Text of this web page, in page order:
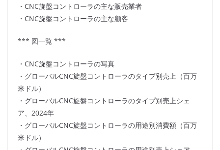
・CNC旋盤コントローラの主な販売業者
・CNC旋盤コントローラの主な顧客
*** 図一覧 ***
・CNC旋盤コントローラの写真
・グローバルCNC旋盤コントローラのタイプ別売上（百万
米ドル）
・グローバルCNC旋盤コントローラのタイプ別売上シェ
ア、2024年
・グローバルCNC旋盤コントローラの用途別消費額（百万
米ドル）